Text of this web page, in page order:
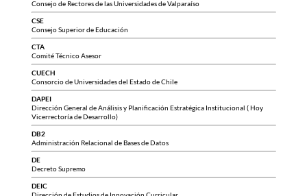
Consejo de Rectores de las Universidades de Valparaíso
CSE
Consejo Superior de Educación
CTA
Comité Técnico Asesor
CUECH
Consorcio de Universidades del Estado de Chile
DAPEI
Dirección General de Análisis y Planificación Estratégica Institucional ( Hoy
Vicerrectoría de Desarrollo)
DB2
Administración Relacional de Bases de Datos
DE
Decreto Supremo
DEIC